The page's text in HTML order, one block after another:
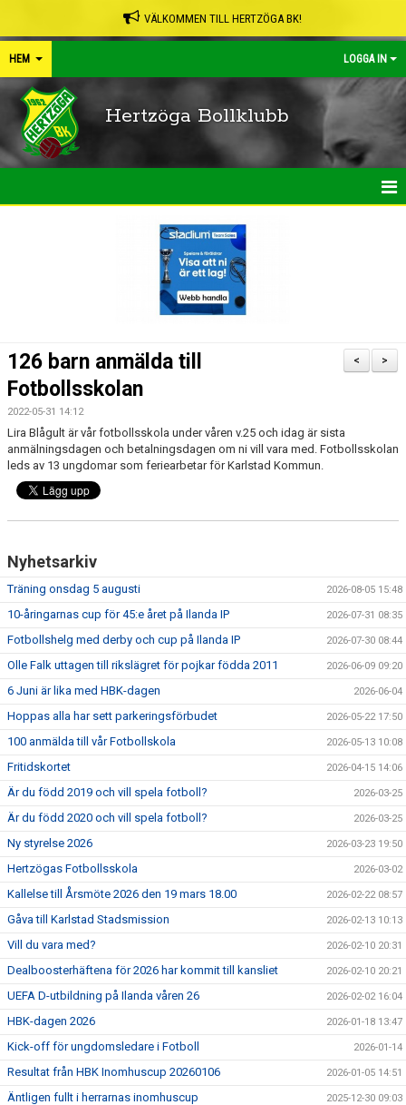
VÄLKOMMEN TILL HERTZÖGA BK!
HEM LOGGA IN
Hertzöga Bollklubb
SHOP
BLI MEDLEM
MATCHER
SPONSORER
>
<
126 barn anmälda till
Fotbollsskolan
2022-05-31 14:12
Lira Blågult är vår fotbollsskola under våren v.25 och idag är sista
anmälningsdagen och betalningsdagen om ni vill vara med. Fotbollsskolan
leds av 13 ungdomar som feriearbetar för Karlstad Kommun.
Nyhetsarkiv
Träning onsdag 5 augusti 2026-08-05 15:48
10-åringarnas cup för 45:e året på Ilanda IP 2026-07-31 08:35
Fotbollshelg med derby och cup på Ilanda IP 2026-07-30 08:44
Olle Falk uttagen till rikslägret för pojkar födda 2011 2026-06-09 09:20
6 Juni är lika med HBK-dagen 2026-06-04
Hoppas alla har sett parkeringsförbudet 2026-05-22 17:50
100 anmälda till vår Fotbollskola 2026-05-13 10:08
Fritidskortet 2026-04-15 14:06
Är du född 2019 och vill spela fotboll? 2026-03-25
Är du född 2020 och vill spela fotboll? 2026-03-25
Ny styrelse 2026 2026-03-23 19:50
Hertzögas Fotbollsskola 2026-03-02
Kallelse till Årsmöte 2026 den 19 mars 18.00 2026-02-22 08:57
Gåva till Karlstad Stadsmission 2026-02-13 10:13
Vill du vara med? 2026-02-10 20:31
Dealboosterhäftena för 2026 har kommit till kansliet 2026-02-10 20:21
UEFA D-utbildning på Ilanda våren 26 2026-02-02 16:04
HBK-dagen 2026 2026-01-18 13:47
Kick-off för ungdomsledare i Fotboll 2026-01-14
Resultat från HBK Inomhuscup 20260106 2026-01-05 14:51
Äntligen fullt i herrarnas inomhuscup 2025-12-30 09:03